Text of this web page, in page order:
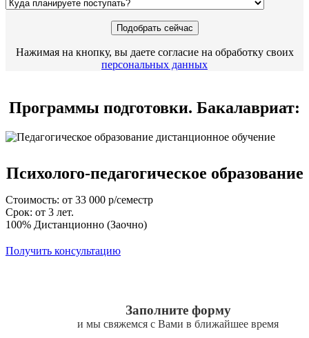
Нажимая на кнопку, вы даете согласие на обработку своих
персональных данных
Программы подготовки. Бакалавриат:
Психолого-педагогическое образование
Стоимость: от 33 000 р/семестр
Срок: от 3 лет.
100% Дистанционно (Заочно)
Получить консультацию
Заполните форму
и мы свяжемся с Вами в ближайшее время